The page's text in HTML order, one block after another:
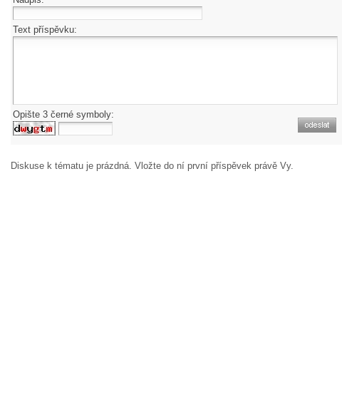
Text příspěvku:
Opište 3 černé symboly:
Diskuse k tématu je prázdná. Vložte do ní první příspěvek právě Vy.